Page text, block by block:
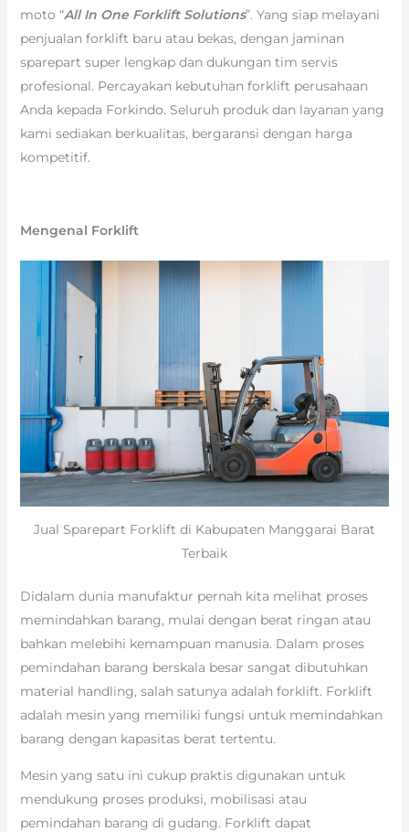
moto “All In One Forklift Solutions”. Yang siap melayani
penjualan forklift baru atau bekas, dengan jaminan
sparepart super lengkap dan dukungan tim servis
profesional. Percayakan kebutuhan forklift perusahaan
Anda kepada Forkindo. Seluruh produk dan layanan yang
kami sediakan berkualitas, bergaransi dengan harga
kompetitif.
Mengenal Forklift
Jual Sparepart Forklift di Kabupaten Manggarai Barat
Terbaik
Didalam dunia manufaktur pernah kita melihat proses
memindahkan barang, mulai dengan berat ringan atau
bahkan melebihi kemampuan manusia. Dalam proses
pemindahan barang berskala besar sangat dibutuhkan
material handling, salah satunya adalah forklift. Forklift
adalah mesin yang memiliki fungsi untuk memindahkan
barang dengan kapasitas berat tertentu.
Mesin yang satu ini cukup praktis digunakan untuk
mendukung proses produksi, mobilisasi atau
pemindahan barang di gudang. Forklift dapat